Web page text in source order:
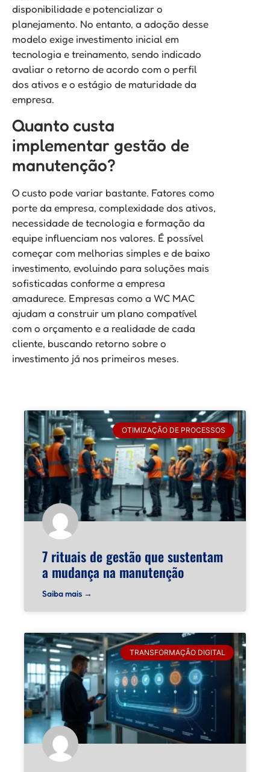
disponibilidade e potencializar o
planejamento. No entanto, a adoção desse
modelo exige investimento inicial em
tecnologia e treinamento, sendo indicado
avaliar o retorno de acordo com o perfil
dos ativos e o estágio de maturidade da
empresa.
Quanto custa
implementar gestão de
manutenção?
O custo pode variar bastante. Fatores como
porte da empresa, complexidade dos ativos,
necessidade de tecnologia e formação da
equipe influenciam nos valores. É possível
começar com melhorias simples e de baixo
investimento, evoluindo para soluções mais
sofisticadas conforme a empresa
amadurece. Empresas como a WC MAC
ajudam a construir um plano compatível
com o orçamento e a realidade de cada
cliente, buscando retorno sobre o
investimento já nos primeiros meses.
OTIMIZAÇÃO DE PROCESSOS
7 rituais de gestão que sustentam
a mudança na manutenção
Saiba mais →
TRANSFORMAÇÃO DIGITAL